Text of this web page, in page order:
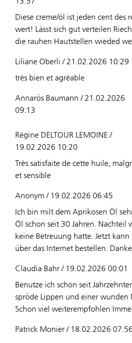
Diese creme/öl ist jeden cent des
wert! Lässt sich gut verteilen
die rauhen Hautstellen wieded
Liliane Oberli / 21.02.2026 10:29
très bien et agréable
Annarös Baumann / 21.02.2026
09:13
Régine DELTOUR LEMOINE /
19.02.2026 10:20
Très satisfaite de cette huile,
et sensible
Anonym / 19.02.2026 06:45
Ich bin milt dem Aprikosen Öl
Öl schon seit 30 Jahren. Nachteil
keine Betreuung hatte. Jetzt
über das Internet bestellen. Danke
Claudia Bahr / 19.02.2026 00:01
Benutze ich schon seit
spröde Lippen und einer wunden
Schon viel weiterempfohlen
Patrick Monier / 18.02.2026 07:56